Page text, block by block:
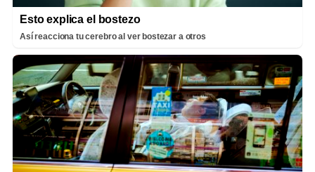
Esto explica el bostezo
Así reacciona tu cerebro al ver bostezar a otros